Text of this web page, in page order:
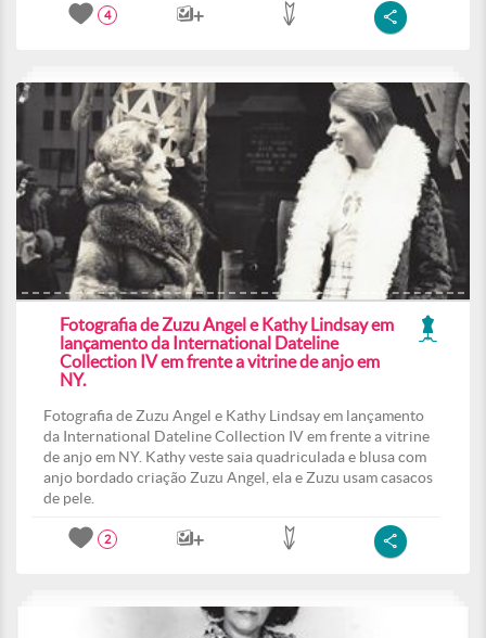
4
Fotografia de Zuzu Angel e Kathy Lindsay em
lançamento da International Dateline
Collection IV em frente a vitrine de anjo em
NY.
Fotografia de Zuzu Angel e Kathy Lindsay em lançamento
da International Dateline Collection IV em frente a vitrine
de anjo em NY. Kathy veste saia quadriculada e blusa com
anjo bordado criação Zuzu Angel, ela e Zuzu usam casacos
de pele.
2